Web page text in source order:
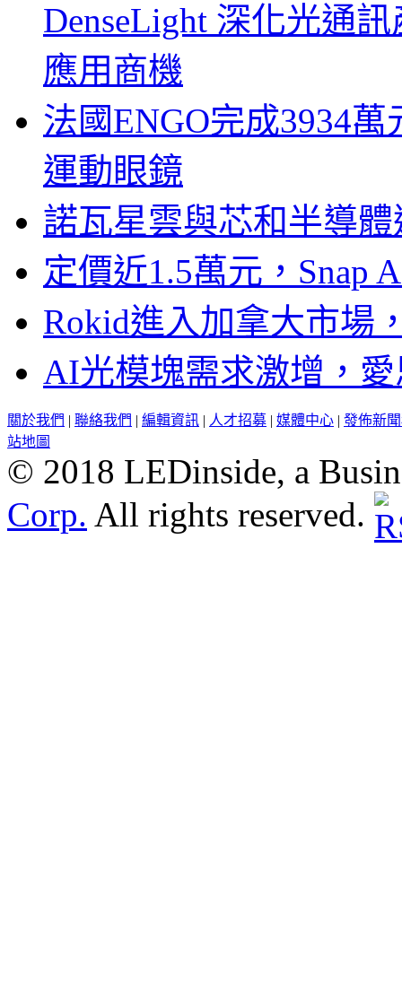
DenseLight 深化光通
應用商機
法國ENGO完成3934
運動眼鏡
諾瓦星雲與芯和半導
定價近1.5萬元，Snap
Rokid進入加拿大市場
AI光模塊需求激增，
關於我們 | 聯絡我們 | 編輯資訊 | 人才招募 | 媒體中心 | 發佈新
站地圖
© 2018 LEDinside, a
Corp. All rights reserved.